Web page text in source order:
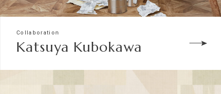
Collaboration
Katsuya Kubokawa